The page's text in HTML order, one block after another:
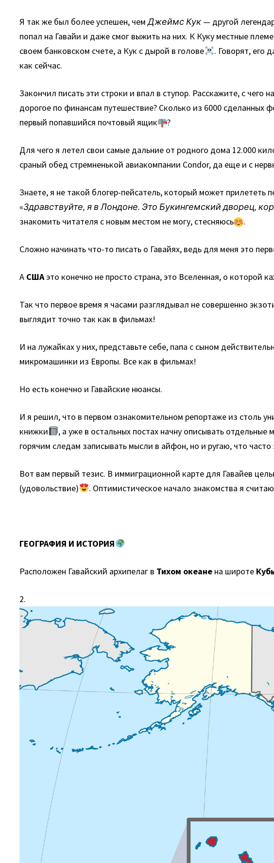
Я так же был более успешен, чемДжеймс Кук — другой
попал на Гавайи и даже смог выжить на них. К Куку местные
своем банковском счете, а Кук с дырой в голове
. Говорят, его
как сейчас.
Закончил писать эти строки и впал в ступор. Расскажите, с
дорогое по финансам путешествие? Сколько из 6000
первый попавшийся почтовый ящик
?
Для чего я летел свои самые дальние от родного дома 12.000
сраный обед стремненькой авиакомпании Condor, да еще и с
Знаете, я не такой блогер-пейсатель, который может прилететь
«Здравствуйте, я в Лондоне. Это Букингемский дворец,
знакомить читателя с новым местом не могу, стесняюсь
.
Сложно начинать что-то писать о Гавайях, ведь для меня это
А СШАэто конечно не просто страна, это Вселенная, о
Так что первое время я часами разглядывал не совершенно
выглядит точно так как в фильмах!
И на лужайках у них, представьте себе, папа с сыном
микромашинки из Европы. Все как в фильмах!
Но есть конечно и Гавайские нюансы.
И я решил, что в первом ознакомительном репортаже из столь
книжки
, а уже в остальных постах начну описывать
горячим следам записывать мысли в айфон, но и ругаю, что
Вот вам первый тезис. В иммиграционной карте для Гавайев
(удовольствие)
. Оптимистическое начало знакомства я
ГЕОГРАФИЯ И ИСТОРИЯ
Расположен Гавайский архипелаг в Тихом океане на широте
2.